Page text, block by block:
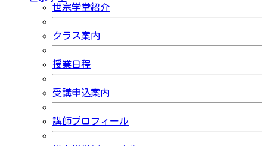
世宗学堂紹介
クラス案内
授業日程
受講申込案内
講師プロフィール